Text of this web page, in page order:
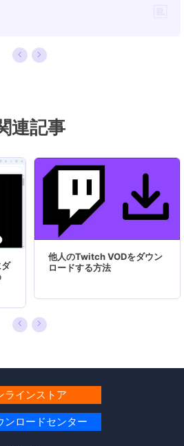
、パーティション・ディス
方法やディスクの最適化方法
まで、彼が書いた記事の閲
に突破！つまり、日本のユ
回彼の記事を読んで問
仕事や記事作成以外、彼は大
ット・スマホを弄ること、ゲ
ている男の子です。…
連記事
他人のTwitch VODをダウン
ロードする方法
ラインストア
ンロードセンター